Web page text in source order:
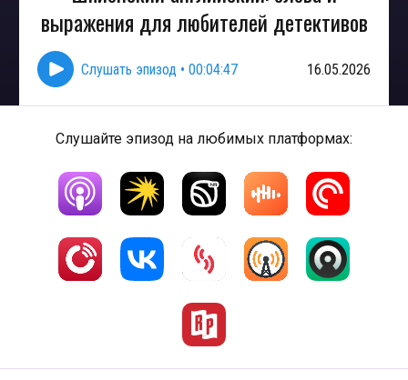
выражения для любителей детективов
Слушать эпизод • 00:04:47 16.05.2026
Слушайте эпизод на любимых платформах: